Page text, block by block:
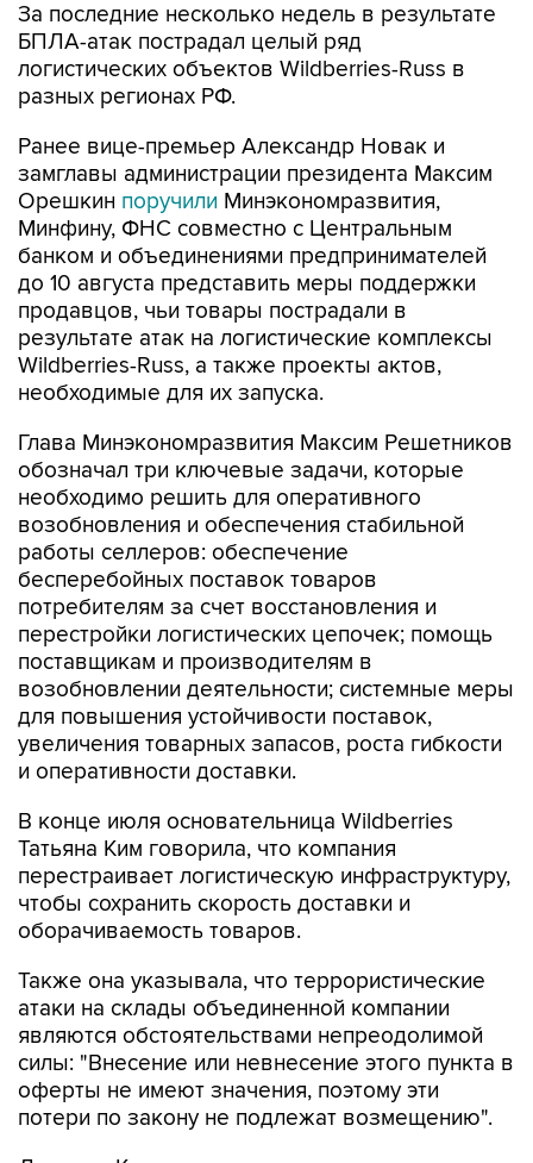
За последние несколько недель в результате
БПЛА-атак пострадал целый ряд
логистических объектов Wildberries-Russ в
разных регионах РФ.
Ранее вице-премьер Александр Новак и
замглавы администрации президента Максим
Орешкин поручили Минэкономразвития,
Минфину, ФНС совместно с Центральным
банком и объединениями предпринимателей
до 10 августа представить меры поддержки
продавцов, чьи товары пострадали в
результате атак на логистические комплексы
Wildberries-Russ, а также проекты актов,
необходимые для их запуска.
Глава Минэкономразвития Максим Решетников
обозначал три ключевые задачи, которые
необходимо решить для оперативного
возобновления и обеспечения стабильной
работы селлеров: обеспечение
бесперебойных поставок товаров
потребителям за счет восстановления и
перестройки логистических цепочек; помощь
поставщикам и производителям в
возобновлении деятельности; системные меры
для повышения устойчивости поставок,
увеличения товарных запасов, роста гибкости
и оперативности доставки.
В конце июля основательница Wildberries
Татьяна Ким говорила, что компания
перестраивает логистическую инфраструктуру,
чтобы сохранить скорость доставки и
оборачиваемость товаров.
Также она указывала, что террористические
атаки на склады объединенной компании
являются обстоятельствами непреодолимой
силы: "Внесение или невнесение этого пункта в
оферты не имеют значения, поэтому эти
потери по закону не подлежат возмещению".